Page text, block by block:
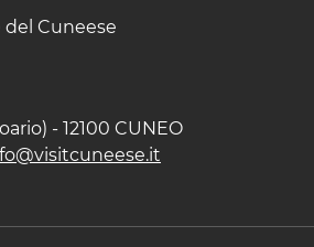
del Cuneese
- 12100 CUNEO